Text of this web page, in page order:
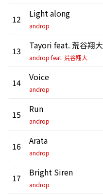
12 Light along
androp
13 Tayori feat. 荒谷翔大
androp feat. 荒谷翔大
14 Voice
androp
15 Run
androp
16 Arata
androp
17 Bright Siren
androp